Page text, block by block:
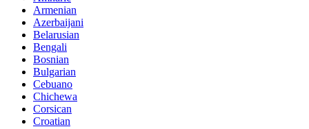
Armenian
Azerbaijani
Belarusian
Bengali
Bosnian
Bulgarian
Cebuano
Chichewa
Corsican
Croatian